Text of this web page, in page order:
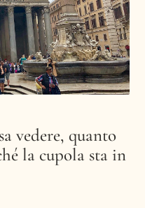
vedere, quanto
la cupola sta in